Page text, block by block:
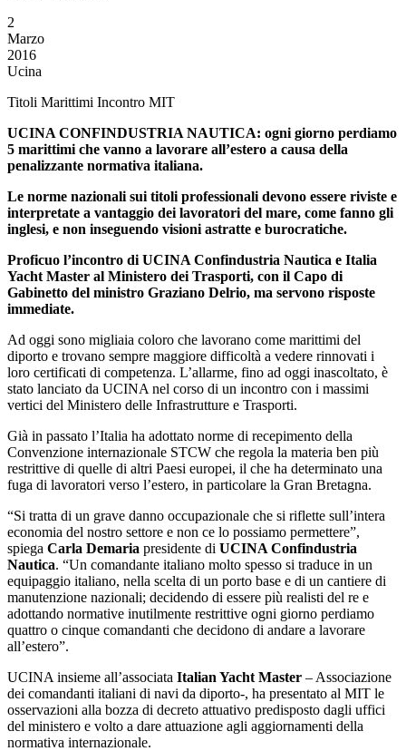
2
Marzo
2016
Ucina
Titoli Marittimi Incontro MIT
UCINA CONFINDUSTRIA NAUTICA: ogni giorno perdiamo
5 marittimi che vanno a lavorare all’estero a causa della
penalizzante normativa italiana.
Le norme nazionali sui titoli professionali devono essere riviste e
interpretate a vantaggio dei lavoratori del mare, come fanno gli
inglesi, e non inseguendo visioni astratte e burocratiche.
Proficuo l’incontro di UCINA Confindustria Nautica e Italia
Yacht Master al Ministero dei Trasporti, con il Capo di
Gabinetto del ministro Graziano Delrio, ma servono risposte
immediate.
Ad oggi sono migliaia coloro che lavorano come marittimi del
diporto e trovano sempre maggiore difficoltà a vedere rinnovati i
loro certificati di competenza. L’allarme, fino ad oggi inascoltato, è
stato lanciato da UCINA nel corso di un incontro con i massimi
vertici del Ministero delle Infrastrutture e Trasporti.
Già in passato l’Italia ha adottato norme di recepimento della
Convenzione internazionale STCW che regola la materia ben più
restrittive di quelle di altri Paesi europei, il che ha determinato una
fuga di lavoratori verso l’estero, in particolare la Gran Bretagna.
“Si tratta di un grave danno occupazionale che si riflette sull’intera
economia del nostro settore e non ce lo possiamo permettere”,
spiega Carla Demaria presidente di UCINA Confindustria
Nautica. “Un comandante italiano molto spesso si traduce in un
equipaggio italiano, nella scelta di un porto base e di un cantiere di
manutenzione nazionali; decidendo di essere più realisti del re e
adottando normative inutilmente restrittive ogni giorno perdiamo
quattro o cinque comandanti che decidono di andare a lavorare
all’estero”.
UCINA insieme all’associata Italian Yacht Master – Associazione
dei comandanti italiani di navi da diporto-, ha presentato al MIT le
osservazioni alla bozza di decreto attuativo predisposto dagli uffici
del ministero e volto a dare attuazione agli aggiornamenti della
normativa internazionale.